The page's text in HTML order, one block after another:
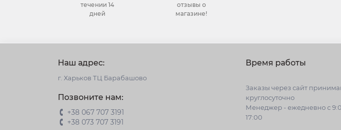
течении 14
дней
отзывы о
магазине!
Наш адрес:
г. Харьков ТЦ Барабашово
Позвоните нам:
+38 067 707 3191
+38 073 707 3191
Время работы
Заказы через сайт
круглосуточно
Менеджер - ежедневно с
17:00